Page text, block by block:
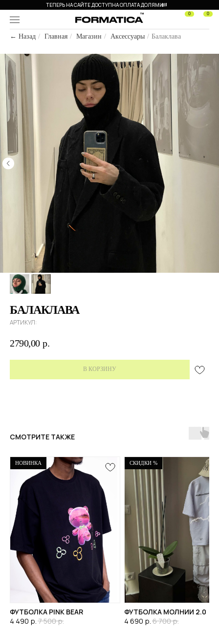
ТЕПЕРЬ НА САЙТЕ ДОСТУПНА ОПЛАТА ДОЛЯМИ
0 0
← Назад / Главная / Магазин / Аксессуары / Балаклава
БАЛАКЛАВА
АРТИКУЛ:
2790,00 р.
В КОРЗИНУ
СМОТРИТЕ ТАКЖЕ
НОВИНКА
ФУТБОЛКА PINK BEAR
4 490 р. 7 500 р.
СКИДКИ %
ФУТБОЛКА МОЛНИИ 2.0
4 690 р. 6 700 р.